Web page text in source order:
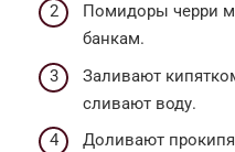
Помидоры черри
банкам.
Заливают
сливают воду.
Доливают